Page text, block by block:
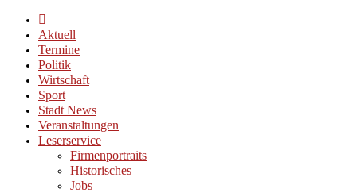
Aktuell
Termine
Politik
Wirtschaft
Sport
Stadt News
Veranstaltungen
Leserservice
Firmenportraits
Historisches
Jobs